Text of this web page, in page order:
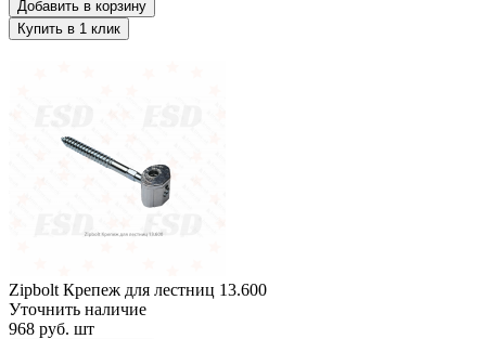
Добавить в корзину
Купить в 1 клик
Zipbolt Крепеж для лестниц 13.600
Уточнить наличие
968 руб. шт